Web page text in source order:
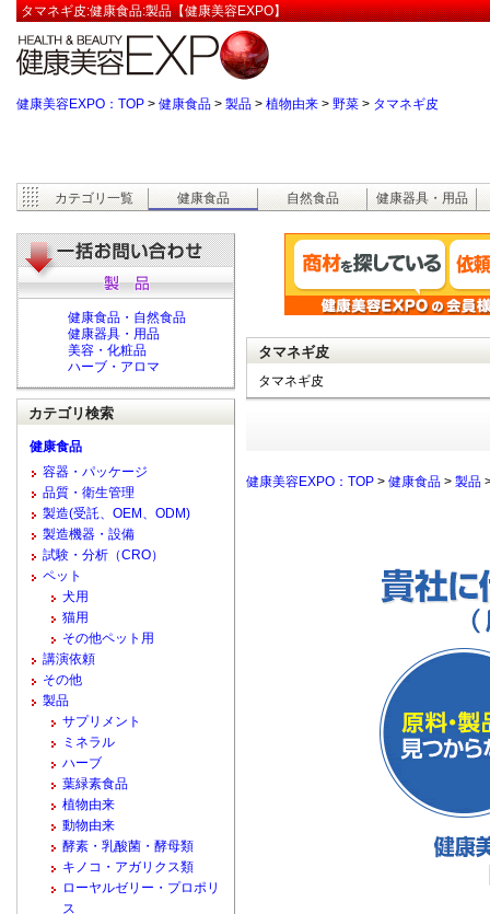
タマネギ皮:健康食品:製品【健康美容EXPO】
健康美容EXPO：TOP > 健康食品 > 製品 > 植物由来 > 野菜 > タマネギ皮
カテゴリ一覧 健康食品 自然食品 健康器具・用品
タマネギ皮
タマネギ皮
健康美容EXPO：TOP > 健康食品 > 製品
健康食品・自然食品
健康器具・用品
美容・化粧品
ハーブ・アロマ
カテゴリ検索
健康食品
容器・パッケージ
品質・衛生管理
製造(受託、OEM、ODM)
製造機器・設備
試験・分析（CRO）
ペット
犬用
猫用
その他ペット用
講演依頼
その他
製品
サプリメント
ミネラル
ハーブ
葉緑素食品
植物由来
動物由来
酵素・乳酸菌・酵母類
キノコ・アガリクス類
ローヤルゼリー・プロポリ
ス